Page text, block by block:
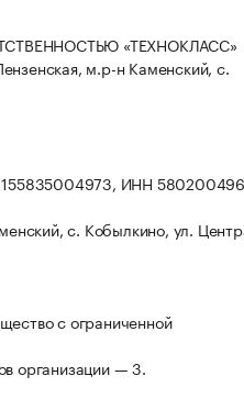
«ТЕХНОКЛАСС»
м.р-н Каменский, с.
ИНН
с. Кобылкино, ул.
с ограниченной
организации — 3.